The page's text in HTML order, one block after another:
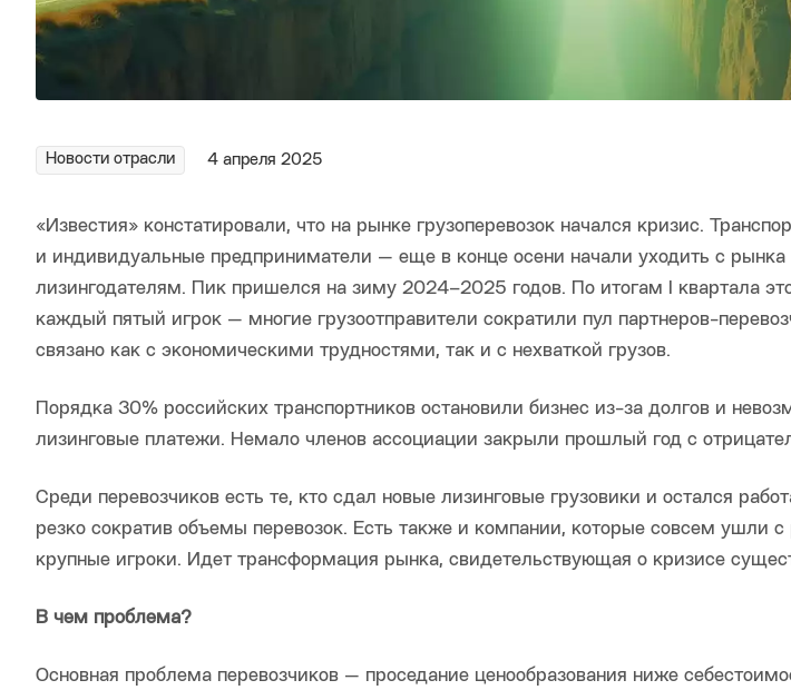
Новости отрасли 4 апреля 2025
«Известия» констатировали, что на рынке грузоперевозок начался кризис.
и индивидуальные предприниматели — еще в конце осени начали уходить с рынка
лизингодателям. Пик пришелся на зиму 2024–2025 годов. По итогам I квартала
каждый пятый игрок — многие грузоотправители сократили пул партнеров-
связано как с экономическими трудностями, так и с нехваткой грузов.
Порядка 30% российских транспортников остановили бизнес из-за долгов и
лизинговые платежи. Немало членов ассоциации закрыли прошлый год с
Среди перевозчиков есть те, кто сдал новые лизинговые грузовики и остался
резко сократив объемы перевозок. Есть также и компании, которые совсем ушли с
крупные игроки. Идет трансформация рынка, свидетельствующая о кризисе
В чем проблема?
Основная проблема перевозчиков — проседание ценообразования ниже